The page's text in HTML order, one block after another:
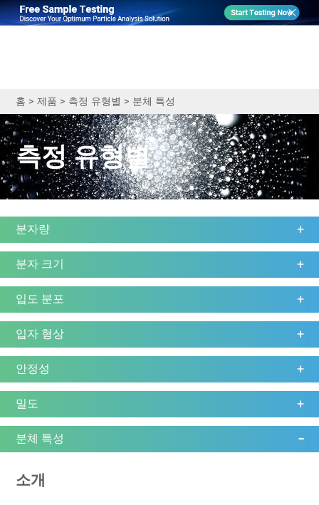
홈 > 제품 > 측정 유형별 > 분체 특성
측정 유형별
분자량
분자 크기
입도 분포
입자 형상
안정성
밀도
분체 특성
소개